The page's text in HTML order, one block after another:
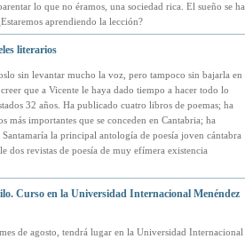
lo que no éramos, una sociedad rica. El sueño se ha
aprendiendo la lección?
literarios
sin levantar mucho la voz, pero tampoco sin bajarla en
que a Vicente le haya dado tiempo a hacer todo lo
32 años. Ha publicado cuatro libros de poemas; ha
más importantes que se conceden en Cantabria; ha
la principal antología de poesía joven cántabra
dos revistas de poesía de muy efímera existencia
Curso en la Universidad Internacional Menéndez
de agosto, tendrá lugar en la Universidad Internacional